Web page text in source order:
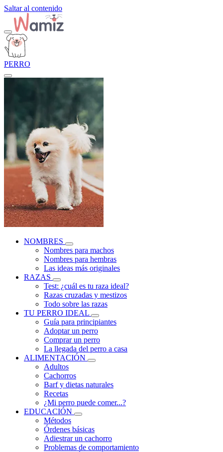
Saltar al contenido
PERRO
NOMBRES
Nombres para machos
Nombres para hembras
Las ideas más originales
RAZAS
Test: ¿cuál es tu raza ideal?
Razas cruzadas y mestizos
Todo sobre las razas
TU PERRO IDEAL
Guía para principiantes
Adoptar un perro
Comprar un perro
La llegada del perro a casa
ALIMENTACIÓN
Adultos
Cachorros
Barf y dietas naturales
Recetas
¿Mi perro puede comer...?
EDUCACIÓN
Métodos
Órdenes básicas
Adiestrar un cachorro
Problemas de comportamiento